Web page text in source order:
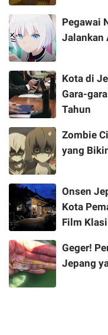
Pegawai
Jalankan
Kota di
Gara-
Tahun
Zombie
yang
Onsen
Kota
Film
Geger!
Jepang